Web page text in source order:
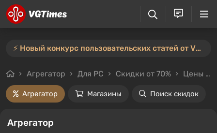
⚡️ Новый конкурс пользовательских статей от VGTimes — участвуйте тут ⚡️
Агрегатор Для PC Скидки от 70% Цены до 100₽
Агрегатор Магазины Поиск скидок
Агрегатор